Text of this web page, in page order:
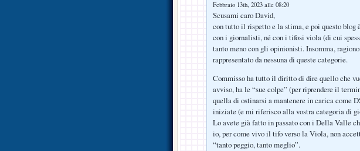
Febbraio 13th, 2023 alle 08:20
Scusami caro David,
con tutto il rispetto e la stima, e poi questo blog
con i giornalisti, né con i tifosi viola (di cui
tanto meno con gli opinionisti. Insomma,
rappresentato da nessuna di queste categorie.
Commisso ha tutto il diritto di dire quello che
avviso, ha le “sue colpe” (per riprendere il
quella di ostinarsi a mantenere in carica come
iniziate (e mi riferisco alla vostra categoria di
Lo avete già fatto in passato con i Della Valle
io, per come vivo il tifo verso la Viola, non
“tanto peggio, tanto meglio”.